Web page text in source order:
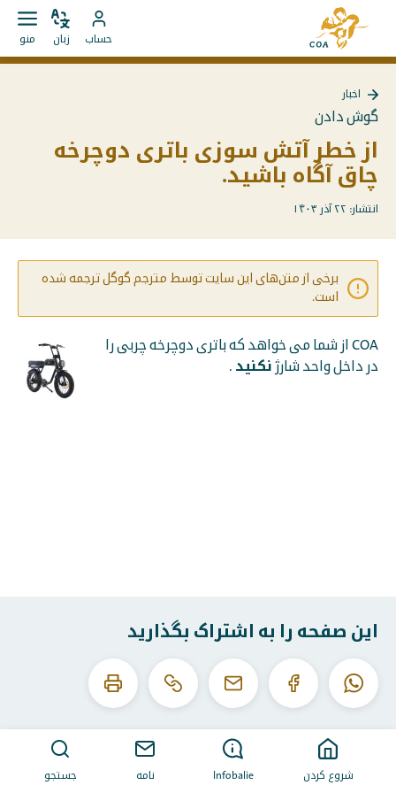
مستقیما
محتوا
صفحه
اصلی
به
حساب
حساب
زبان
تغییر
زبان
باز
منو
منو
شروع کردن Infobalie نامه جستجو
اخبار
گوش دادن
از خطر آتش سوزی باتری دوچرخه
چاق آگاه باشید.
انتشار: ۲۲ آذر ۱۴۰۳
برخی از متن‌های این سایت توسط مترجم گوگل ترجمه شده
است.
COA از شما می خواهد که باتری دوچرخه چربی را
در داخل واحد شارژ نکنید .
این صفحه را به اشتراک بگذارید
واتساپ
فیس
ایمیل
این
URL
کپی
کنید
این
صفحه